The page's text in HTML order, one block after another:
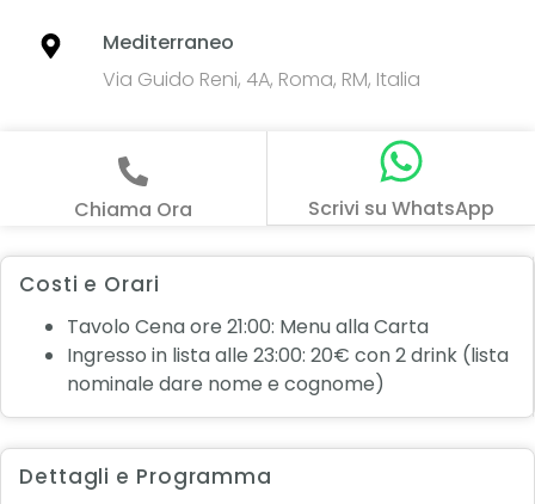
Mediterraneo
Via Guido Reni, 4A, Roma, RM, Italia
Chiama Ora Scrivi su WhatsApp
Costi e Orari
Tavolo Cena ore 21:00: Menu alla Carta
Ingresso in lista alle 23:00: 20€ con 2 drink (lista
nominale dare nome e cognome)
Dettagli e Programma